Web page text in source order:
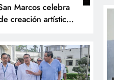
Marcos celebra
creación artística